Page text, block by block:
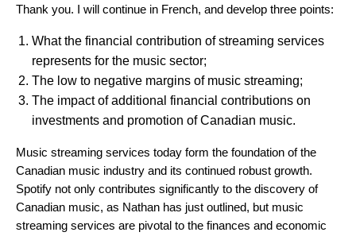
Thank you. I will continue in French, and develop three points:
What the financial contribution of streaming services
represents for the music sector;
The low to negative margins of music streaming;
The impact of additional financial contributions on
investments and promotion of Canadian music.
Music streaming services today form the foundation of the
Canadian music industry and its continued robust growth.
Spotify not only contributes significantly to the discovery of
Canadian music, as Nathan has just outlined, but music
streaming services are pivotal to the finances and economic